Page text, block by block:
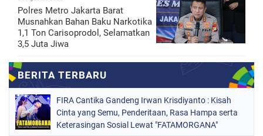
Polres Metro Jakarta Barat
Musnahkan Bahan Baku Narkotika
1,1 Ton Carisoprodol, Selamatkan
3,5 Juta Jiwa
FIRA Cantika Gandeng Irwan Krisdiyanto : Kisah
Cinta yang Semu, Penderitaan, Rasa Hampa serta
Keterasingan Sosial Lewat "FATAMORGANA"